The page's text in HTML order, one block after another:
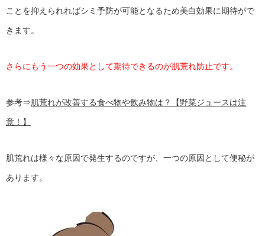
ことを抑えられればシミ予防が可能となるため美白効果に期待がで
きます。
さらにもう一つの効果として期待できるのが肌荒れ防止です。
参考⇒肌荒れが改善する食べ物や飲み物は？【野菜ジュースは注
意！】
肌荒れは様々な原因で発生するのですが、一つの原因として便秘が
あります。